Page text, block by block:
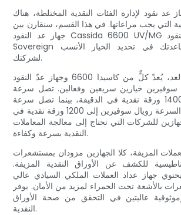
عد نقود لإدارة الفئات النقدية المختلطة، هناك
التي يجب مراعاتها. في هذا القسم، سنقارن بين
جهاز عد النقود Cassida 6600 UV/MG وجهاز عد النقود Royal
Sovereign عالي السرعة لمساعدتك في تحديد الخيار الأنسب
لشركتك.
فيما يتعلق بسرعة العد، يُعدّ كلٌّ من كاسيدا 6600 وجهاز عدّ النقود
سوفيرين خيارين سريعين وفعالين. تصل سرعة
كاسيدا 6600 إلى 1400 ورقة نقدية في الدقيقة، بينما تصل سرعة
جهاز عدّ النقود عالي السرعة رويال سوفيرين إلى 1200 ورقة نقدية في
للشركات التي تحتاج إلى معالجة المعاملات
النقدية بسرعة وكفاءة.
المزيفة، كلا الجهازين مزودان بمستشعرات
للكشف عن الأوراق النقدية المزيفة.
جهاز عداد العملات الملكي السيادي عالي
بالأشعة تحت الحمراء لمزيد من الأمان. يوفر
عاليتين في التحقق من صحة الأوراق
النقدية.